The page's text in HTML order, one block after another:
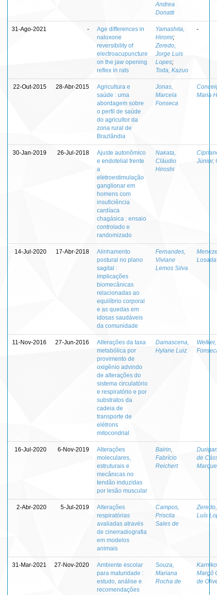
Andrea
Donatti
31-Ago-2021 -
Age differences in
naloxone
reversibility of
electroacupuncture
on the jaw opening
reflex in rats
Yamashita,
Hiromi;
Zeredo,
Jorge Luis
Lopes;
Toda, Kazuo
-
22-Out-2015 28-Abr-2015
Agricultura e
saúde : uma
abordagem sobre
o perfil de saúde
do agricultor da
zona rural de
Brazlândia
Jonas,
Marcela
Fonseca
Maria
30-Jan-2019 26-Jul-2018
Ajuste autonômico
e endotelial frente
a
eletroestimulação
ganglionar em
homens com
insuficiência
cardíaca
chagásica : ensaio
controlado e
randomizado
Nakata,
Cláudio
Hiroshi
Júnior,
14-Jul-2020 17-Abr-2018
Alinhamento
postural no plano
sagital :
implicações
biomecânicas
relacionadas ao
equilíbrio corporal
e as quedas em
idosas saudáveis
da comunidade
Fernandes,
Viviane
Lemos Silva
11-Nov-2016 27-Jun-2016
Alterações da taxa
metabólica por
provimento de
oxigênio advindo
de alterações do
sistema circulatório
e respiratório e por
substratos da
cadeia de
transporte de
elétrons
mitocondrial
Damascena,
Hylane Luiz
16-Jul-2020 6-Nov-2019
Alterações
moleculares,
estruturais e
mecânicas no
tendão induzidas
por lesão muscular
Bairin,
Fabrício
Reichert
de
2-Abr-2020 5-Jul-2019
Alterações
respiratórias
avaliadas através
de cinerradiografia
em modelos
animais
Campos,
Priscila
Sales de
Luís
31-Mar-2021 27-Nov-2020
Ambiente escolar
para maturidade :
estudo, análise e
recomendações
Souza,
Mariana
Rocha de
Margô
de